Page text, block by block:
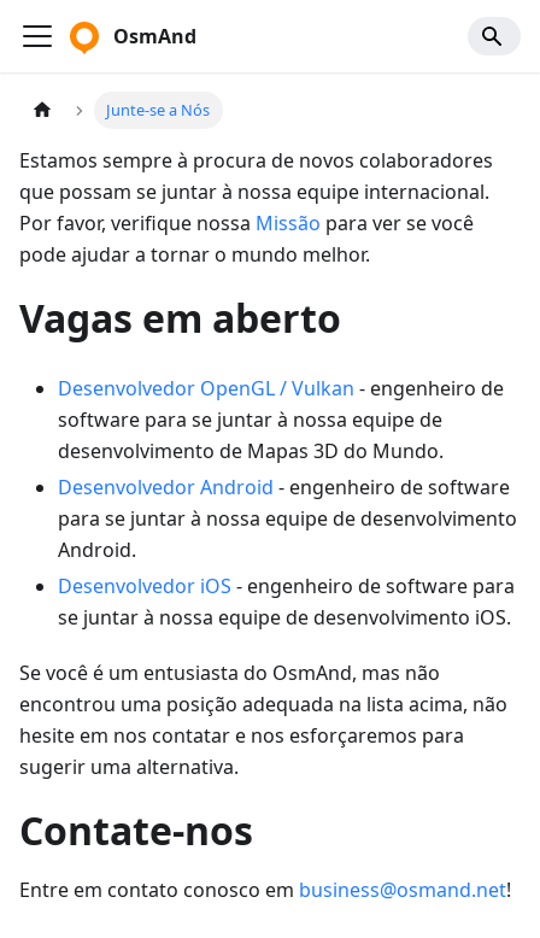
OsmAnd
Junte-se a Nós
Estamos sempre à procura de novos colaboradores
que possam se juntar à nossa equipe internacional.
Por favor, verifique nossa Missão para ver se você
pode ajudar a tornar o mundo melhor.
Vagas em aberto
Desenvolvedor OpenGL / Vulkan - engenheiro de
software para se juntar à nossa equipe de
desenvolvimento de Mapas 3D do Mundo.
Desenvolvedor Android - engenheiro de software
para se juntar à nossa equipe de desenvolvimento
Android.
Desenvolvedor iOS - engenheiro de software para
se juntar à nossa equipe de desenvolvimento iOS.
Se você é um entusiasta do OsmAnd, mas não
encontrou uma posição adequada na lista acima, não
hesite em nos contatar e nos esforçaremos para
sugerir uma alternativa.
Contate-nos
Entre em contato conosco em business@osmand.net!